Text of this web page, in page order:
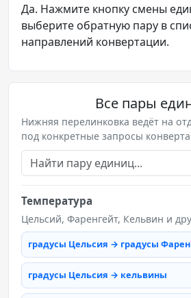
Да. Нажмите кнопку смены
выберите обратную пару в
направлений конвертации.
Все пары
Нижняя перелинковка ведёт на
под конкретные запросы
Температура
Цельсий, Фаренгейт, Кельвин и
градусы Цельсия → градусы
градусы Цельсия → кельвины